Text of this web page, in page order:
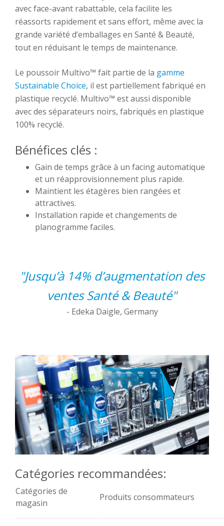
avec face-avant rabattable, cela facilite les
réassorts rapidement et sans effort, même avec la
grande variété d’emballages en Santé & Beauté,
tout en réduisant le temps de maintenance.
Le poussoir Multivo™ fait partie de la gamme
Sustainable Choice, il est partiellement fabriqué en
plastique recyclé. Multivo™ est aussi disponible
avec des séparateurs noirs, fabriqués en plastique
100% recyclé.
Bénéfices clés :
Gain de temps grâce à un facing automatique
et un réapprovisionnement plus rapide.
Maintient les étagères bien rangées et
attractives.
Installation rapide et changements de
planogramme faciles.
"Jusqu’à 14% d’augmentation des
ventes Santé & Beauté"
- Edeka Daigle, Germany
Catégories recommandées:
Catégories de
magasin
Produits consommateurs